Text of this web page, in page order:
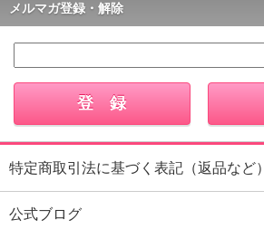
メルマガ登録・解除
特定商取引法に基づく表記（返品など）
公式ブログ